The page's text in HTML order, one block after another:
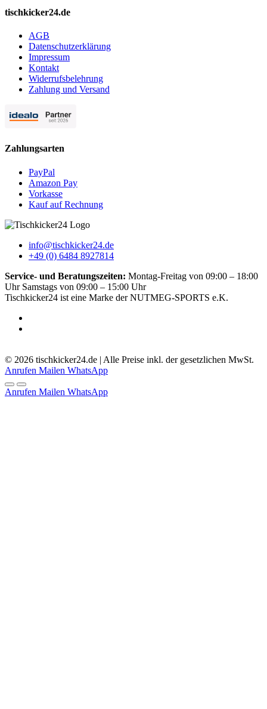
tischkicker24.de
AGB
Datenschutzerklärung
Impressum
Kontakt
Widerrufsbelehrung
Zahlung und Versand
Zahlungsarten
PayPal
Amazon Pay
Vorkasse
Kauf auf Rechnung
info@tischkicker24.de
+49 (0) 6484 8927814
Service- und Beratungszeiten: Montag-Freitag von 09:00 – 18:00
Uhr Samstags von 09:00 – 15:00 Uhr
Tischkicker24 ist eine Marke der NUTMEG-SPORTS e.K.
© 2026 tischkicker24.de | Alle Preise inkl. der gesetzlichen MwSt.
Anrufen Mailen WhatsApp
Anrufen Mailen WhatsApp